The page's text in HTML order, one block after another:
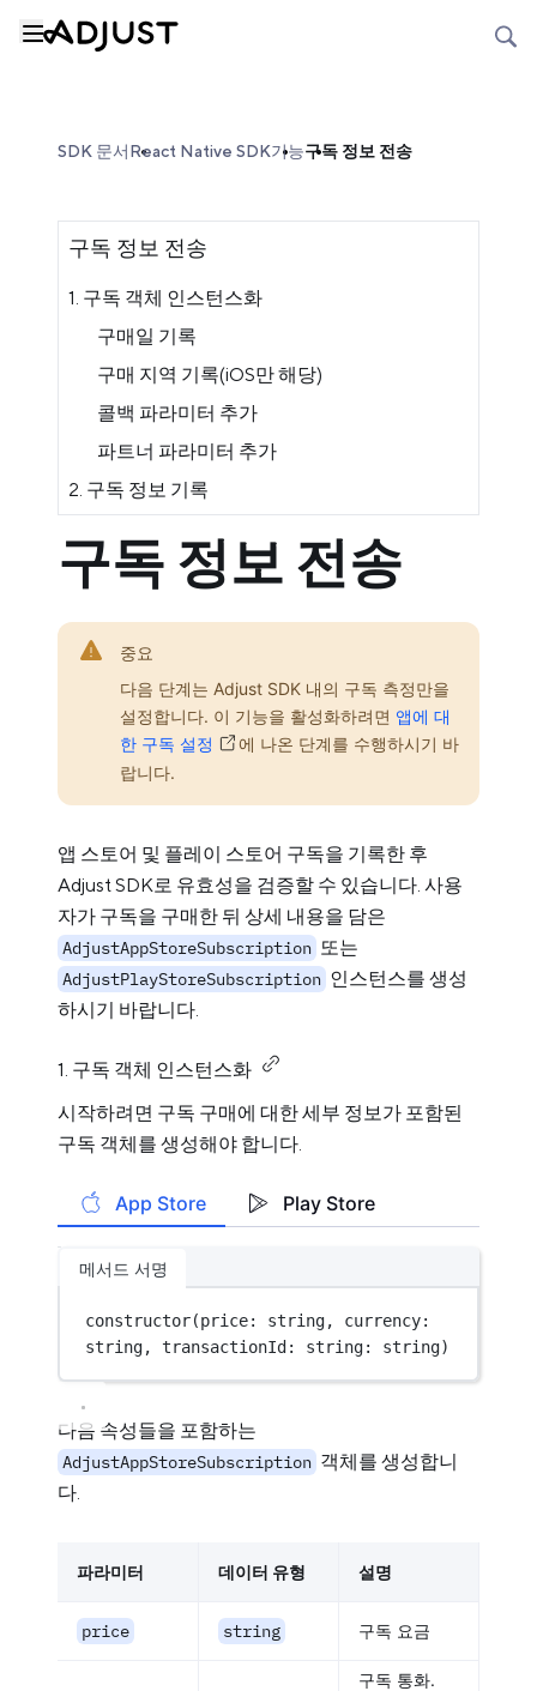
SDK 문서React Native SDK기능구독 정보 전송
구독 정보 전송
1. 구독 객체 인스턴스화
구매일 기록
구매 지역 기록(iOS만 해당)
콜백 파라미터 추가
파트너 파라미터 추가
2. 구독 정보 기록
구독 정보 전송
중요
다음 단계는 Adjust SDK 내의 구독 측정만을
설정합니다. 이 기능을 활성화하려면 앱에 대
한 구독 설정
에 나온 단계를 수행하시기 바
랍니다.
앱 스토어 및 플레이 스토어 구독을 기록한 후
Adjust SDK로 유효성을 검증할 수 있습니다. 사용
자가 구독을 구매한 뒤 상세 내용을 담은
AdjustAppStoreSubscription 또는
AdjustPlayStoreSubscription 인스턴스를 생성
하시기 바랍니다.
1. 구독 객체 인스턴스화
시작하려면 구독 구매에 대한 세부 정보가 포함된
구독 객체를 생성해야 합니다.
App Store Play Store
메서드 서명
constructor(price: string, currency:
string, transactionId: string: string)
다음 속성들을 포함하는
AdjustAppStoreSubscription 객체를 생성합니
다.
파라미터 데이터 유형 설명
price string 구독 요금
구독 통화.